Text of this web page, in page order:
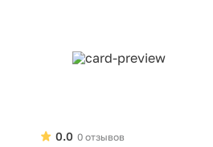
0 отзывов
0.0